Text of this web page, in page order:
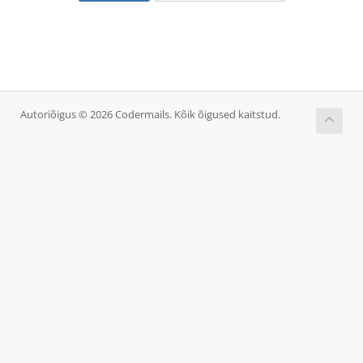
Autoriõigus © 2026 Codermails. Kõik õigused kaitstud.